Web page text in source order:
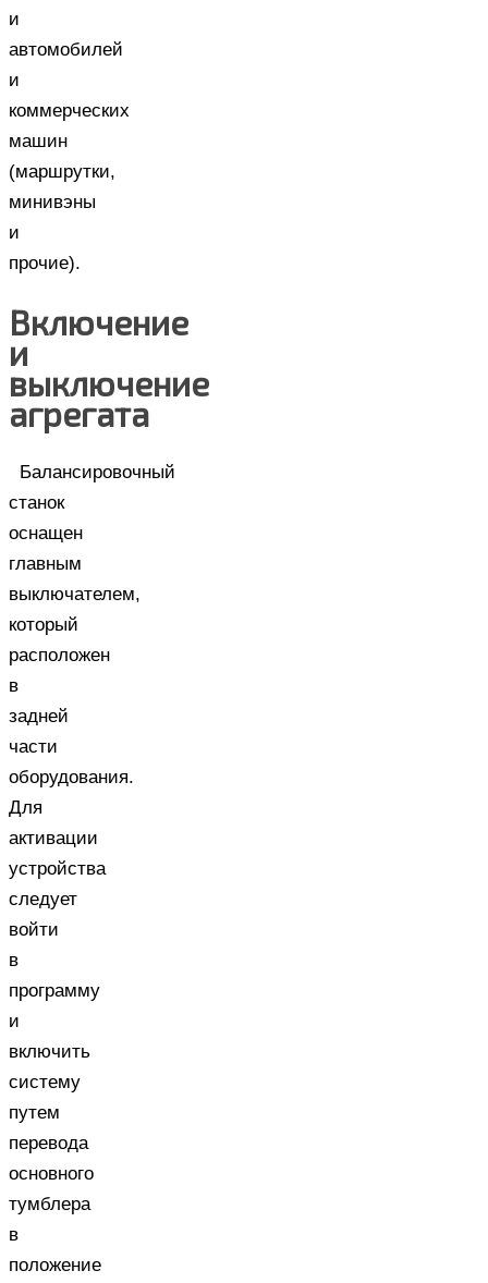
и
автомобилей
и
коммерческих
машин
(маршрутки,
минивэны
и
прочие).
Включение
и
выключение
агрегата
Балансировочный
станок
оснащен
главным
выключателем,
который
расположен
в
задней
части
оборудования.
Для
активации
устройства
следует
войти
в
программу
и
включить
систему
путем
перевода
основного
тумблера
в
положение